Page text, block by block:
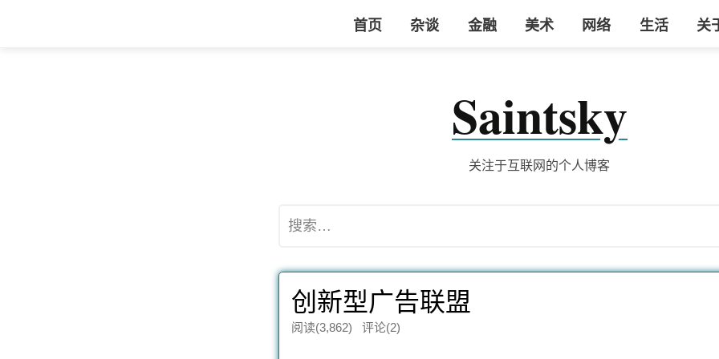
Saintsky
关注于互联网的个人博客
搜
首页 杂谈 金融 美术 网络 生活 关
创新型广告联盟
阅读(3,862) 评论(2)